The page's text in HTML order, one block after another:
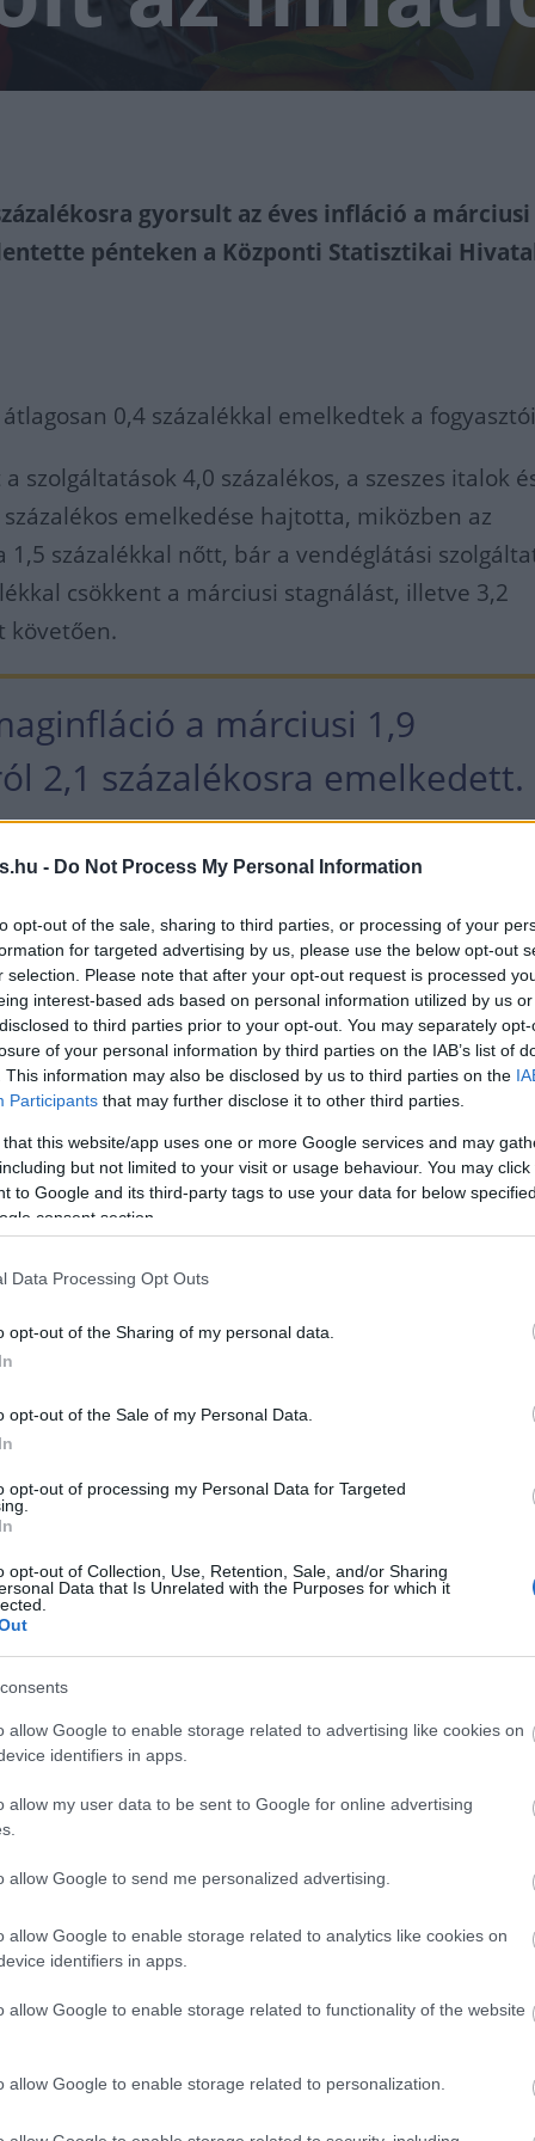
- Do Not Process My Personal Information
opt-out of the sale, sharing to third parties, or processing of your
for targeted advertising by us, please use the below opt-out
selection. Please note that after your opt-out request is processed
interest-based ads based on personal information utilized by us
to third parties prior to your opt-out. You may separately
of your personal information by third parties on the IAB’s list of
This information may also be disclosed by us to third parties on the
Participants that may further disclose it to other third parties.
that this website/app uses one or more Google services and may
but not limited to your visit or usage behaviour. You may
to Google and its third-party tags to use your data for below
consent section.
Data Processing Opt Outs
opt-out of the Sharing of my personal data.
opt-out of the Sale of my Personal Data.
opt-out of processing my Personal Data for Targeted
opt-out of Collection, Use, Retention, Sale, and/or Sharing
Data that Is Unrelated with the Purposes for which it
allow Google to enable storage related to advertising like cookies on
identifiers in apps.
allow my user data to be sent to Google for online advertising
allow Google to send me personalized advertising.
allow Google to enable storage related to analytics like cookies on
identifiers in apps.
allow Google to enable storage related to functionality of the website
allow Google to enable storage related to personalization.
gyorsult az éves infláció a márciusi
pénteken a Központi Statisztikai
0,4 százalékkal emelkedtek a
szolgáltatások 4,0 százalékos, a szeszes italok
emelkedése hajtotta, miközben az
1,5 százalékkal nőtt, bár a vendéglátási
csökkent a márciusi stagnálást, illetve 3,2
követően.
a márciusi 1,9
2,1 százalékosra emelkedett.
kosárra számított áremelkedés 1,8
árának 1,5 százalékos emelkedésén belül az
10,5, a büféáruké 8,2, a friss hazai és
a cukorkáé, mézé 6,9, az éttermi étkezésé 6,1
3,5 százalékkal nőtt. Ezzel szemben
28,2, a vajé, vajkrémé 11,6, a burgonyáé 11,4, a
a száraztésztáé 7,4, a sajté 6,2, a tejé 6,0
4,0 százalékkal drágultak, ezen belül a színház
8,7, a testápolási szolgáltatás 7,8, a
7,5 százalékkal került többe, mint tavaly
dohányáruk ára 4,1 százalékkal emelkedett,
százalékkal.
0,4, ezen belül a vezetékes gázért 3,1
kellett fizetni, míg az elektromos
- közölte a KSH.
cikkek ára 2,7 százalékkal emelkedett, ezen
1,9, a járműüzemanyagok 0,1 százalékkal
viszonyítva a fogyasztói árak
0,4 százalékkal növekedtek.
ára átlagosan 0,1 százalékkal nőtt (a vendéglátási
stagnált), ezen belül a burgonya 6,6, a friss
3,8, a friss zöldség 1,3, a sertéshús 0,8, az étolaj